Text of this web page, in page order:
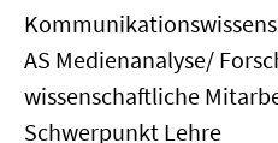
AS Medienanalyse/
wissenschaftliche
Schwerpunkt Lehre